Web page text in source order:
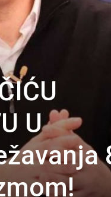
U